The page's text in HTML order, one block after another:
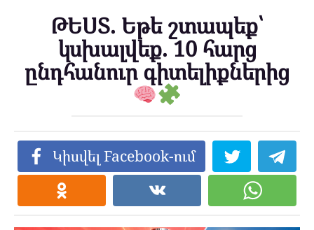
ԹԵՍՏ. Եթե շտապեք՝
կսխալվեք. 10 հարց
ընդհանուր գիտելիքներից
Կիսվել Facebook-ում